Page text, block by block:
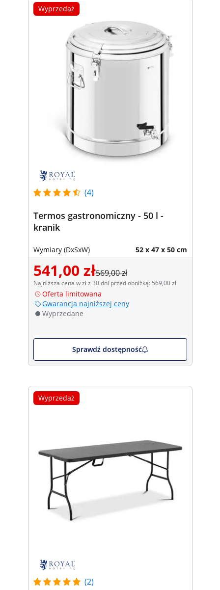
Wyprzedaż
(4)
Termos gastronomiczny - 50 l -
kranik
Wymiary (DxSxW) 52 x 47 x 50 cm
541,00 zł569,00 zł
Najniższa cena w zł z 30 dni przed obniżką: 569,00 zł
Oferta limitowana
Gwarancja najniższej ceny
Wyprzedane
Sprawdź dostępność
Wyprzedaż
(2)